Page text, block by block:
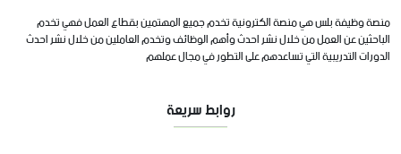
منصة وظيفة بلس هي منصة الكترونية تخدم جميع المهتمين بقطاع العمل فهي تخدم
الباحثين عن العمل من خلال نشر احدث وأهم الوظائف وتخدم العاملين من خلال نشر احدث
الدورات التدريبية التي تساعدهم على التطور في مجال عملهم
روابط سريعة